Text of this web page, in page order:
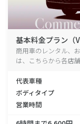
基本料金プラン（
商用車のレンタル、
は、こちらから各店
代表車種
ボディタイプ
営業時間